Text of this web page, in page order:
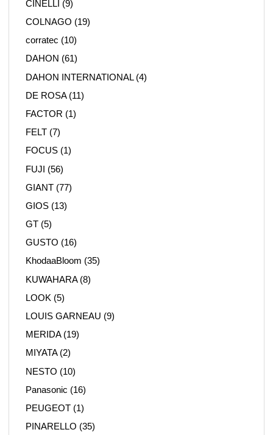
CINELLI (9)
COLNAGO (19)
corratec (10)
DAHON (61)
DAHON INTERNATIONAL(4)
DE ROSA(11)
FACTOR (1)
FELT (7)
FOCUS (1)
FUJI (56)
GIANT (77)
GIOS (13)
GT (5)
GUSTO (16)
KhodaaBloom (35)
KUWAHARA(8)
LOOK (5)
LOUIS GARNEAU (9)
MERIDA(19)
MIYATA(2)
NESTO (10)
Panasonic (16)
PEUGEOT (1)
PINARELLO (35)